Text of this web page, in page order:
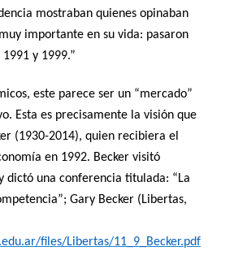
mostraban quienes opinaban
importante en su vida: pasaron
y 1999.”
este parece ser un “mercado”
Esta es precisamente la visión que
(1930-2014), quien recibiera el
en 1992. Becker visitó
dictó una conferencia titulada: “La
Gary Becker (Libertas,
files/Libertas/11_9_Becker.pdf